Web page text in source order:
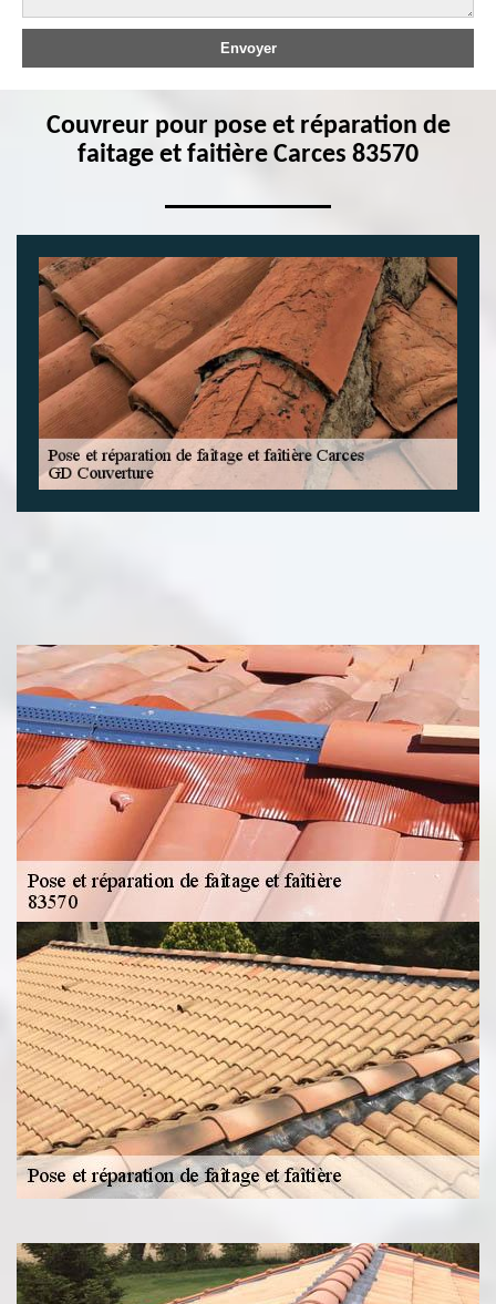
Couvreur pour pose et réparation de
faitage et faitière Carces 83570